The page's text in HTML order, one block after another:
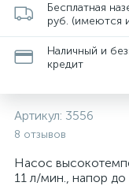
Бесплатная
руб. (имеются
Наличный и
кредит
Артикул: 3556
8 отзывов
Насос
11 л/мин., напор